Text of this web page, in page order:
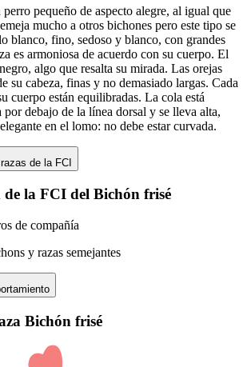
pequeño de aspecto alegre, al igual que
mucho a otros bichones pero este tipo se
blanco, fino, sedoso y blanco, con grandes
es armoniosa de acuerdo con su cuerpo. El
algo que resalta su mirada. Las orejas
su cabeza, finas y no demasiado largas. Cada
cuerpo están equilibradas. La cola está
por debajo de la línea dorsal y se lleva alta,
en el lomo: no debe estar curvada.
de la FCI
de la FCI del Bichón frisé
de compañía
y razas semejantes
Bichón frisé